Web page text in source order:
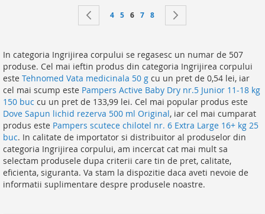
Pagină Pagină
Anteriorul
Pagină
4 Pagină
5 în acest moment citiţi pagina
6 Pagină
7 Pagină
8
In categoria Ingrijirea corpului se regasesc un numar de 507
produse. Cel mai ieftin produs din categoria Ingrijirea corpului
este Tehnomed Vata medicinala 50 g cu un pret de 0,54 lei, iar
cel mai scump este Pampers Active Baby Dry nr.5 Junior 11-18 kg
150 buc cu un pret de 133,99 lei. Cel mai popular produs este
Dove Sapun lichid rezerva 500 ml Original, iar cel mai cumparat
produs este Pampers scutece chilotel nr. 6 Extra Large 16+ kg 25
buc. In calitate de importator si distribuitor al produselor din
categoria Ingrijirea corpului, am incercat cat mai mult sa
selectam produsele dupa criterii care tin de pret, calitate,
eficienta, siguranta. Va stam la dispozitie daca aveti nevoie de
informatii suplimentare despre produsele noastre.